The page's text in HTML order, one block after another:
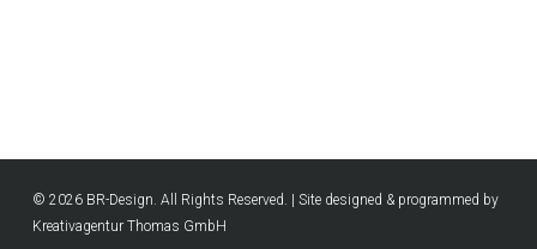
© 2026 BR-Design. All Rights Reserved. | Site designed & programmed by
Kreativagentur Thomas GmbH